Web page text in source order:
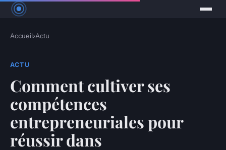
Accueil›Actu
ACTU
Comment cultiver ses
compétences
entrepreneuriales pour
réussir dans